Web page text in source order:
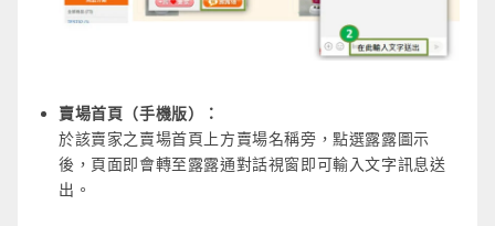
賣場首頁（手機版）：
於該賣家之賣場首頁上方賣場名稱旁，點選露露圖示
後，頁面即會轉至露露通對話視窗即可輸入文字訊息送
出。